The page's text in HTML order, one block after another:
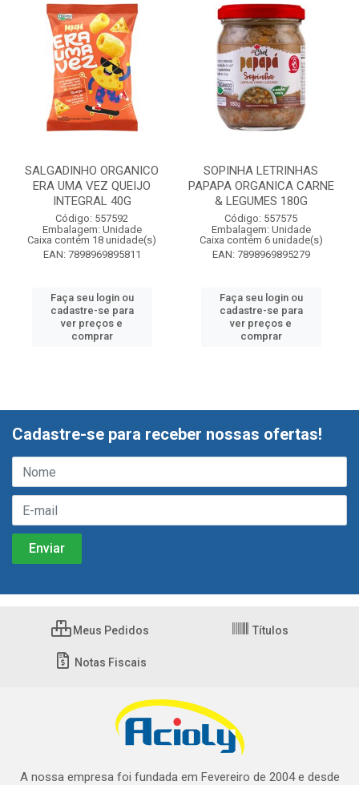
SALGADINHO ORGANICO
ERA UMA VEZ QUEIJO
INTEGRAL 40G
Código: 557592
Embalagem: Unidade
Caixa contém 18 unidade(s)
EAN: 7898969895811
Faça seu login ou
cadastre-se para
ver preços e
comprar
SOPINHA LETRINHAS
PAPAPA ORGANICA CARNE
& LEGUMES 180G
Código: 557575
Embalagem: Unidade
Caixa contém 6 unidade(s)
EAN: 7898969895279
Faça seu login ou
cadastre-se para
ver preços e
comprar
Cadastre-se para receber nossas ofertas!
Meus Pedidos Títulos
Notas Fiscais
A nossa empresa foi fundada em Fevereiro de 2004 e desde